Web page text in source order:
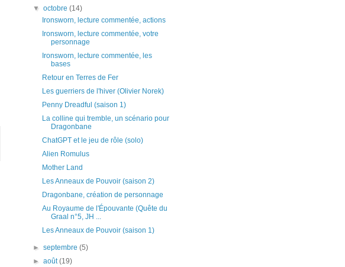
▼octobre(14)
Ironsworn, lecture commentée, actions
Ironsworn, lecture commentée, votre
personnage
Ironsworn, lecture commentée, les
bases
Retour en Terres de Fer
Les guerriers de l'hiver (Olivier Norek)
Penny Dreadful (saison 1)
La colline qui tremble, un scénario pour
Dragonbane
ChatGPT et le jeu de rôle (solo)
Alien Romulus
Mother Land
Les Anneaux de Pouvoir (saison 2)
Dragonbane, création de personnage
Au Royaume de l'Épouvante (Quête du
Graal n°5, JH ...
Les Anneaux de Pouvoir (saison 1)
►septembre(5)
►août(19)